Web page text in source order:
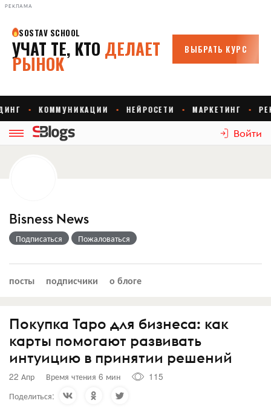
РЕКЛАМА
Войти
Bisness News
Подписаться Пожаловаться
посты подписчики о блоге
Покупка Таро для бизнеса: как
карты помогают развивать
интуицию в принятии решений
22 Апр Время чтения 6 мин
115
Поделиться: